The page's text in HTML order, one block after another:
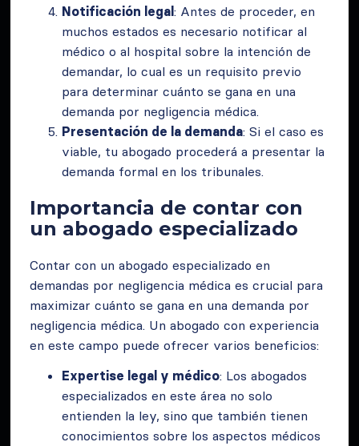
Notificación legal: Antes de proceder, en
muchos estados es necesario notificar al
médico o al hospital sobre la intención de
demandar, lo cual es un requisito previo
para determinar cuánto se gana en una
demanda por negligencia médica.
Presentación de la demanda: Si el caso es
viable, tu abogado procederá a presentar la
demanda formal en los tribunales.
Importancia de contar con
un abogado especializado
Contar con un abogado especializado en
demandas por negligencia médica es crucial para
maximizar cuánto se gana en una demanda por
negligencia médica. Un abogado con experiencia
en este campo puede ofrecer varios beneficios:
Expertise legal y médico: Los abogados
especializados en este área no solo
entienden la ley, sino que también tienen
conocimientos sobre los aspectos médicos